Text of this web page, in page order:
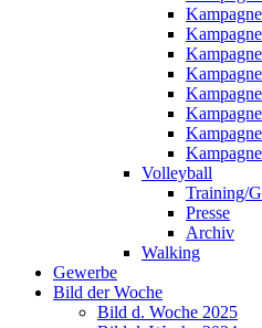
Volleyball
Training/
Presse
Archiv
Walking
Gewerbe
Bild der Woche
Bild d. Woche 2025